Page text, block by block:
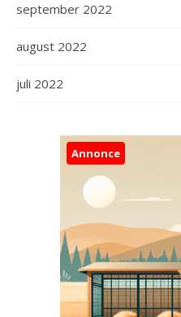
september 2022
august 2022
juli 2022
Annonce